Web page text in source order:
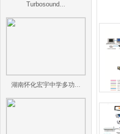
Turbosound...
湖南怀化宏宇中学多功...